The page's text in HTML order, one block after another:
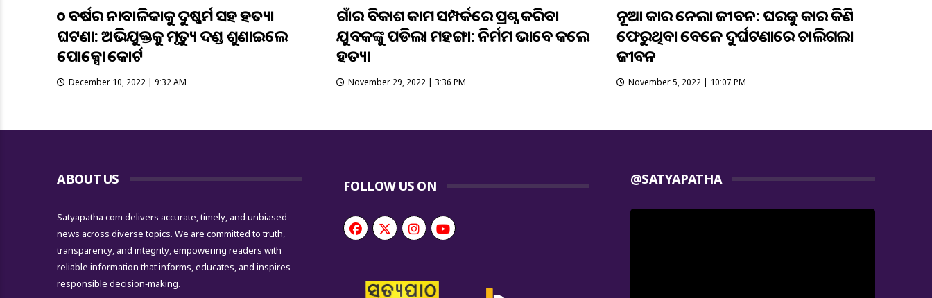
୧୦ ବର୍ଷର ନାବାଳିକାକୁ ଦୁଷ୍କର୍ମ ସହ ହତ୍ୟା
ଘଟଣା: ଅଭିଯୁକ୍ତକୁ ମୃତ୍ୟୁ ଦଣ୍ଡ ଶୁଣାଇଲେ
ପୋକ୍ସୋ କୋର୍ଟ
December 10, 2022 | 9:32 AM
ଗାଁର ବିକାଶ କାମ ସମ୍ପର୍କରେ ପ୍ରଶ୍ନ କରିବା
ଯୁବକଙ୍କୁ ପଡିଲା ମହଙ୍ଗା: ନିର୍ମମ ଭାବେ କଲେ
ହତ୍ୟା
November 29, 2022 | 3:36 PM
ନୂଆ କାର ନେଲା ଜୀବନ: ଘରକୁ କାର କିଣି
ଫେରୁଥିବା ବେଳେ ଦୁର୍ଘଟଣାରେ ଚାଲିଗଲା
ଜୀବନ
November 5, 2022 | 10:07 PM
ABOUT US
Satyapatha.com delivers accurate, timely, and unbiased
news across diverse topics. We are committed to truth,
transparency, and integrity, empowering readers with
reliable information that informs, educates, and inspires
responsible decision-making.
FOLLOW US ON @SATYAPATHA